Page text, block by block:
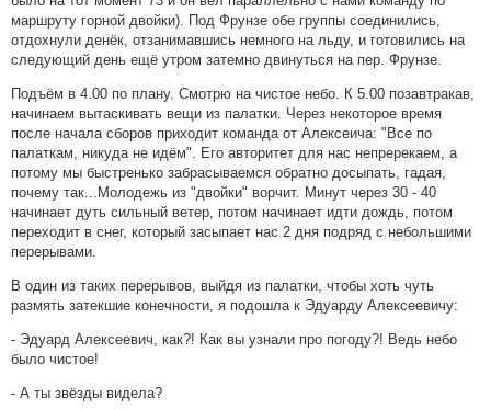
маршруту горной двойки). Под Фрунзе обе группы соединились,
отдохнули денёк, отзанимавшись немного на льду, и готовились на
следующий день ещё утром затемно двинуться на пер. Фрунзе.
Подъём в 4.00 по плану. Смотрю на чистое небо. К 5.00 позавтракав,
начинаем вытаскивать вещи из палатки. Через некоторое время
после начала сборов приходит команда от Алексеича: "Все по
палаткам, никуда не идём". Его авторитет для нас непререкаем, а
потому мы быстренько забрасываемся обратно досыпать, гадая,
почему так...Молодежь из "двойки" ворчит. Минут через 30 - 40
начинает дуть сильный ветер, потом начинает идти дождь, потом
переходит в снег, который засыпает нас 2 дня подряд с небольшими
перерывами.
В один из таких перерывов, выйдя из палатки, чтобы хоть чуть
размять затекшие конечности, я подошла к Эдуарду Алексеевичу:
- Эдуард Алексеевич, как?! Как вы узнали про погоду?! Ведь небо
было чистое!
- А ты звёзды видела?